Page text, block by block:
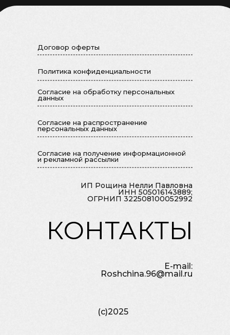
(c)2025
ИП Рощина Нелли Павловна
ИНН 505016143889;
ОГРНИП 322508100052992
Договор оферты
Политика конфиденциальности
КОНТАКТЫ
Согласие на распространение
персональных данных
E-mail:
Roshchina.96@mail.ru
Cогласие на обработку персональных
данных
Cогласие на получение информационной
и рекламной рассылки